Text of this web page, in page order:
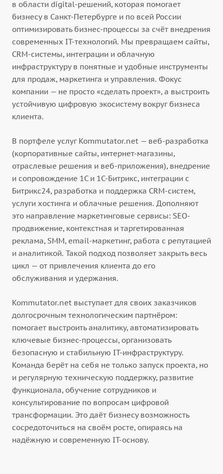
в области digital-решений, которая помогает
бизнесу в Санкт-Петербурге и по всей России
оптимизировать бизнес-процессы за счёт внедрения
современных IT-технологий. Мы превращаем сайты,
CRM-системы, интеграции и облачную
инфраструктуру в понятные и удобные инструменты
для продаж, маркетинга и управления. Фокус
компании — не просто «сделать проект», а выстроить
устойчивую цифровую экосистему вокруг бизнеса
клиента.
В портфеле услуг Kommutator.net — веб-разработка
(корпоративные сайты, интернет-магазины,
отраслевые решения и веб-приложения), внедрение
и сопровождение 1С и 1С-Битрикс, интеграции с
Битрикс24, разработка и поддержка CRM-систем,
услуги хостинга и облачные решения. Дополняют
это направление маркетинговые сервисы: SEO-
продвижение, контекстная и таргетированная
реклама, SMM, email-маркетинг, работа с репутацией
и аналитикой. Такой подход позволяет закрыть весь
цикл — от привлечения клиента до его
обслуживания и удержания.
Kommutator.net выступает для своих заказчиков
долгосрочным технологическим партнёром:
помогает выстроить аналитику, автоматизировать
ключевые бизнес-процессы, организовать
безопасную и стабильную IT-инфраструктуру.
Команда берёт на себя не только запуск проекта, но
и регулярную техническую поддержку, развитие
функционала, обучение сотрудников и
консультирование по вопросам цифровой
трансформации. Это даёт бизнесу возможность
сосредоточиться на своём росте, опираясь на
надёжную и современную IT-основу.